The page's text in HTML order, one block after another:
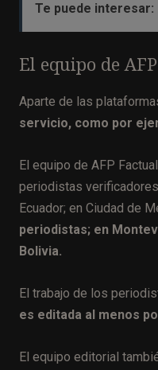
Te puede interesar:
El equipo de
Aparte de las
servicio, como por
El equipo de AFP
periodistas
Ecuador; en Ciudad de
periodistas; en
Bolivia.
El trabajo de los
es editada al menos
El equipo editorial